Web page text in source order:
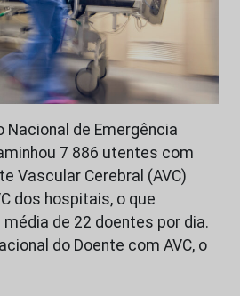
Nacional de Emergência
7 886 utentes com
Vascular Cerebral (AVC)
dos hospitais, o que
de 22 doentes por dia.
do Doente com AVC, o